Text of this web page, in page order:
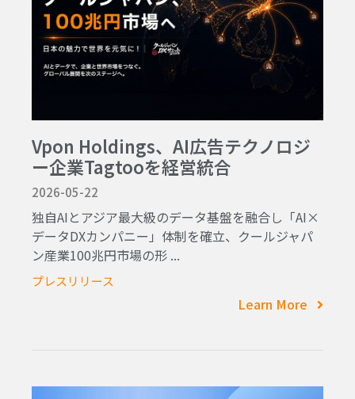
Vpon Holdings、AI広告テクノロジ
ー企業Tagtooを経営統合
2026-05-22
独自AIとアジア最大級のデータ基盤を融合し「AI×
データDXカンパニー」体制を確立、クールジャパ
ン産業100兆円市場の形 ...
プレスリリース
Learn More